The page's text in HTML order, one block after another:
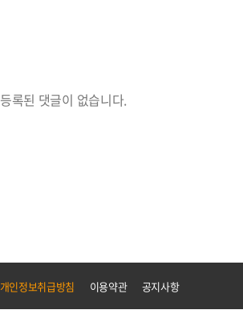
등록된 댓글이 없습니다.
개인정보취급방침 이용약관 공지사항